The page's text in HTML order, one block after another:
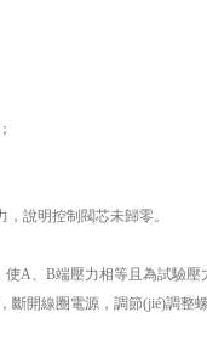
說明控制閥芯未歸零。
A、B端壓力相等且為試驗壓
斷開線圈電源，調節(jié)調整